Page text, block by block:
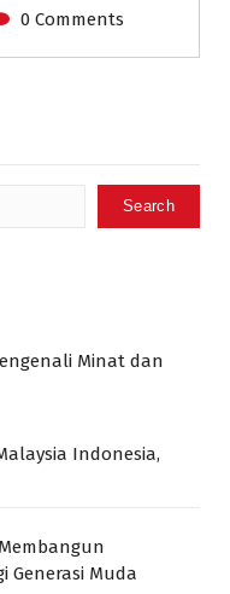
0 Comments
Search
Minat dan
Indonesia,
Generasi Muda